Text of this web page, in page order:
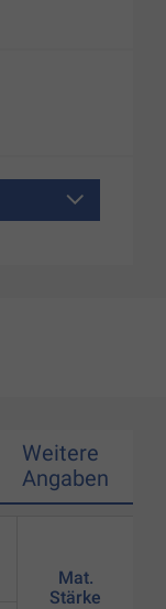
Weitere
Angaben
Mat.
Stärke